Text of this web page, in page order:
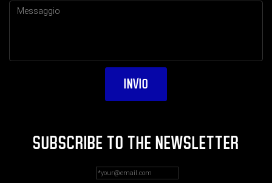
SUBSCRIBE TO THE NEWSLETTER